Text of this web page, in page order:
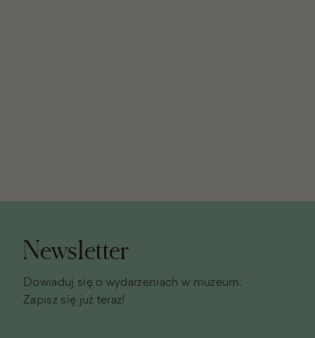
Stopka
Newsletter
Dowiaduj się o wydarzeniach w muzeum.
Zapisz się już teraz!